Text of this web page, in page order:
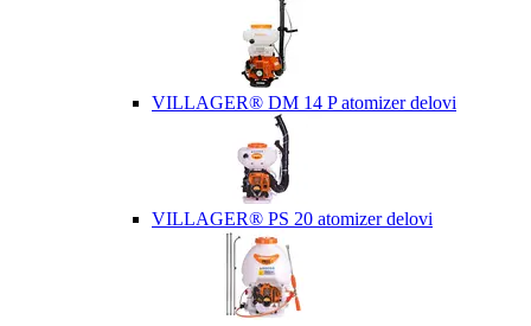
VILLAGER® DM 14 P atomizer delovi
VILLAGER® PS 20 atomizer delovi